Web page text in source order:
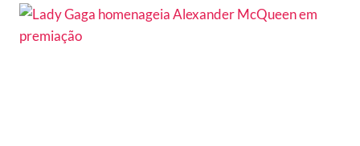
FECHAR
AS
PORTAS?